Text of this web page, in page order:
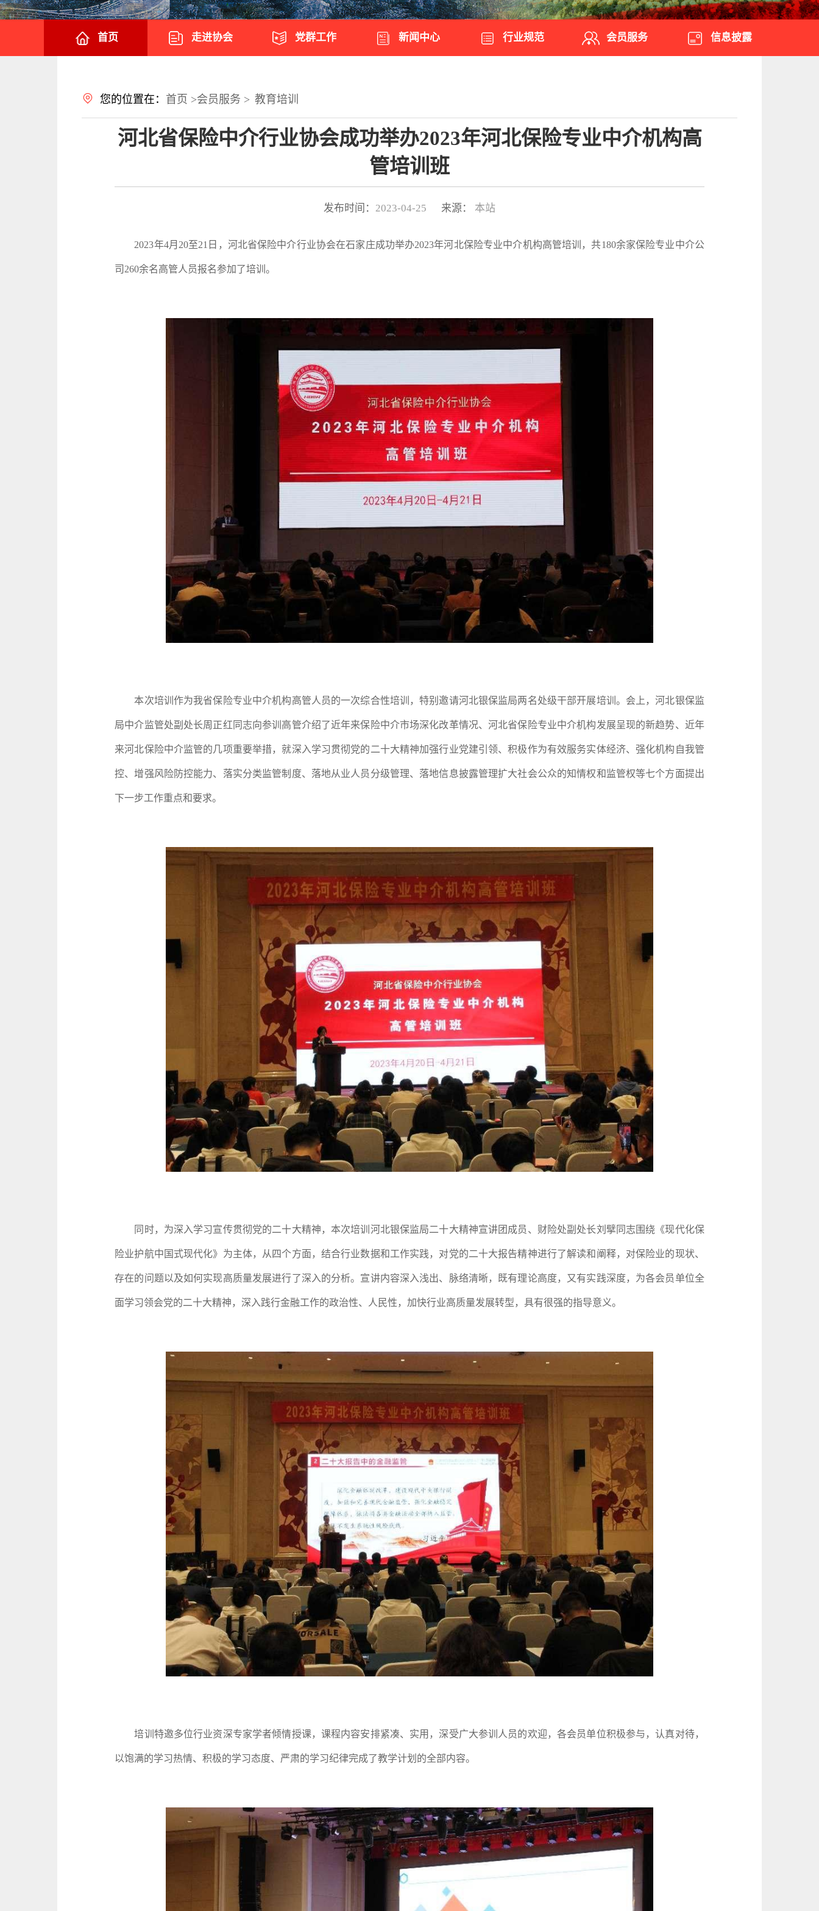
首页 走进协会 党群工作 新闻中心 行业规范 会员服务 信息披露
您的位置在： 首页 >会员服务 > 教育培训
河北省保险中介行业协会成功举办2023年河北保险专业中介机构高
管培训班
发布时间： 2023-04-25 来源： 本站
2023年4月20至21日，河北省保险中介行业协会在石家庄成功举办2023年河北保险专业中介机构高管培训，共180余家保险专业中介公
司260余名高管人员报名参加了培训。
本次培训作为我省保险专业中介机构高管人员的一次综合性培训，特别邀请河北银保监局两名处级干部开展培训。会上，河北银保监
局中介监管处副处长周正红同志向参训高管介绍了近年来保险中介市场深化改革情况、河北省保险专业中介机构发展呈现的新趋势、近年
来河北保险中介监管的几项重要举措，就深入学习贯彻党的二十大精神加强行业党建引领、积极作为有效服务实体经济、强化机构自我管
控、增强风险防控能力、落实分类监管制度、落地从业人员分级管理、落地信息披露管理扩大社会公众的知情权和监管权等七个方面提出
下一步工作重点和要求。
同时，为深入学习宣传贯彻党的二十大精神，本次培训河北银保监局二十大精神宣讲团成员、财险处副处长刘擘同志围绕《现代化保
险业护航中国式现代化》为主体，从四个方面，结合行业数据和工作实践，对党的二十大报告精神进行了解读和阐释，对保险业的现状、
存在的问题以及如何实现高质量发展进行了深入的分析。宣讲内容深入浅出、脉络清晰，既有理论高度，又有实践深度，为各会员单位全
面学习领会党的二十大精神，深入践行金融工作的政治性、人民性，加快行业高质量发展转型，具有很强的指导意义。
培训特邀多位行业资深专家学者倾情授课，课程内容安排紧凑、实用，深受广大参训人员的欢迎，各会员单位积极参与，认真对待，
以饱满的学习热情、积极的学习态度、严肃的学习纪律完成了教学计划的全部内容。